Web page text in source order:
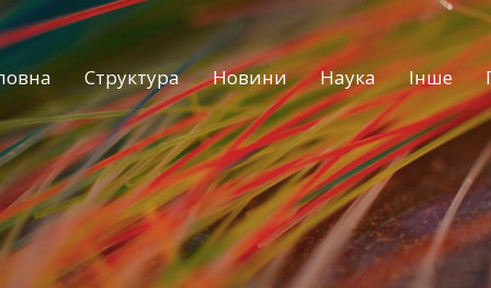
Структура Новини Наука Інше